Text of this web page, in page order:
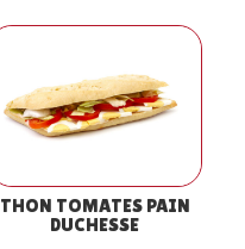
THON TOMATES PAIN
DUCHESSE